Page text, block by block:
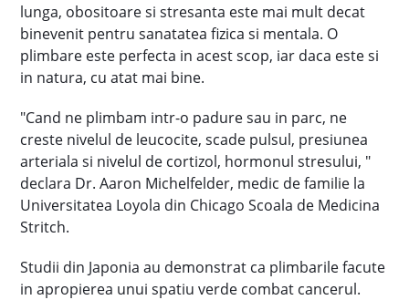
lunga, obositoare si stresanta este mai mult decat
binevenit pentru sanatatea fizica si mentala. O
plimbare este perfecta in acest scop, iar daca este si
in natura, cu atat mai bine.
"Cand ne plimbam intr-o padure sau in parc, ne
creste nivelul de leucocite, scade pulsul, presiunea
arteriala si nivelul de cortizol, hormonul stresului, "
declara Dr. Aaron Michelfelder, medic de familie la
Universitatea Loyola din Chicago Scoala de Medicina
Stritch.
Studii din Japonia au demonstrat ca plimbarile facute
in apropierea unui spatiu verde combat cancerul.